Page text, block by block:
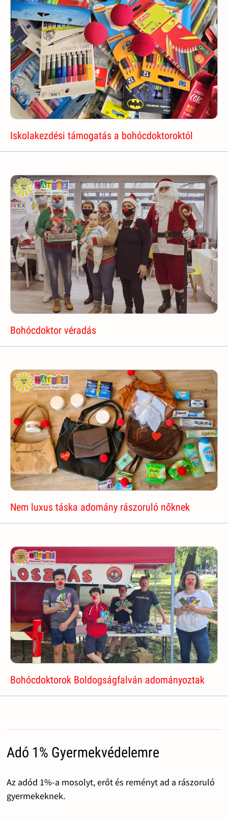
Iskolakezdési támogatás a bohócdoktoroktól
Bohócdoktor véradás
Nem luxus táska adomány rászoruló nőknek
Bohócdoktorok Boldogságfalván adományoztak
Adó 1% Gyermekvédelemre
Az adód 1%-a mosolyt, erőt és reményt ad a rászoruló
gyermekeknek.